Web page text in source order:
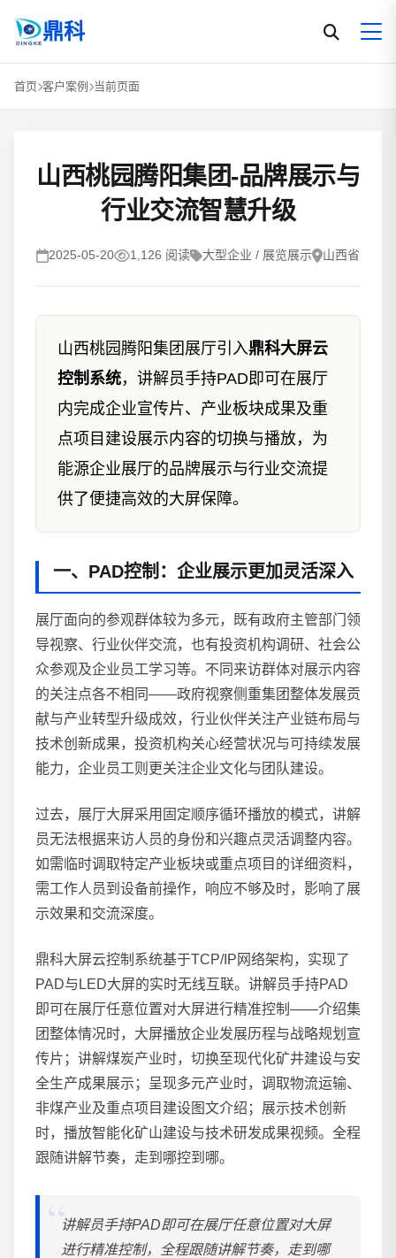
鼎科
首页 客户案例 当前页面
山西桃园腾阳集团-品牌展示与
行业交流智慧升级
2025-05-20 1,126 阅读 大型企业 / 展览展示 山西省
山西桃园腾阳集团展厅引入鼎科大屏云
控制系统，讲解员手持PAD即可在展厅
内完成企业宣传片、产业板块成果及重
点项目建设展示内容的切换与播放，为
能源企业展厅的品牌展示与行业交流提
供了便捷高效的大屏保障。
一、PAD控制：企业展示更加灵活深入
展厅面向的参观群体较为多元，既有政府主管部门领
导视察、行业伙伴交流，也有投资机构调研、社会公
众参观及企业员工学习等。不同来访群体对展示内容
的关注点各不相同——政府视察侧重集团整体发展贡
献与产业转型升级成效，行业伙伴关注产业链布局与
技术创新成果，投资机构关心经营状况与可持续发展
能力，企业员工则更关注企业文化与团队建设。
过去，展厅大屏采用固定顺序循环播放的模式，讲解
员无法根据来访人员的身份和兴趣点灵活调整内容。
如需临时调取特定产业板块或重点项目的详细资料，
需工作人员到设备前操作，响应不够及时，影响了展
示效果和交流深度。
鼎科大屏云控制系统基于TCP/IP网络架构，实现了
PAD与LED大屏的实时无线互联。讲解员手持PAD
即可在展厅任意位置对大屏进行精准控制——介绍集
团整体情况时，大屏播放企业发展历程与战略规划宣
传片；讲解煤炭产业时，切换至现代化矿井建设与安
全生产成果展示；呈现多元产业时，调取物流运输、
非煤产业及重点项目建设图文介绍；展示技术创新
时，播放智能化矿山建设与技术研发成果视频。全程
跟随讲解节奏，走到哪控到哪。
讲解员手持PAD即可在展厅任意位置对大屏
进行精准控制，全程跟随讲解节奏，走到哪